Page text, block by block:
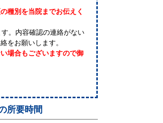
種別を当院までお伝えく
。内容確認の連絡がない
をお願いします。
場合もございますので御
所要時間